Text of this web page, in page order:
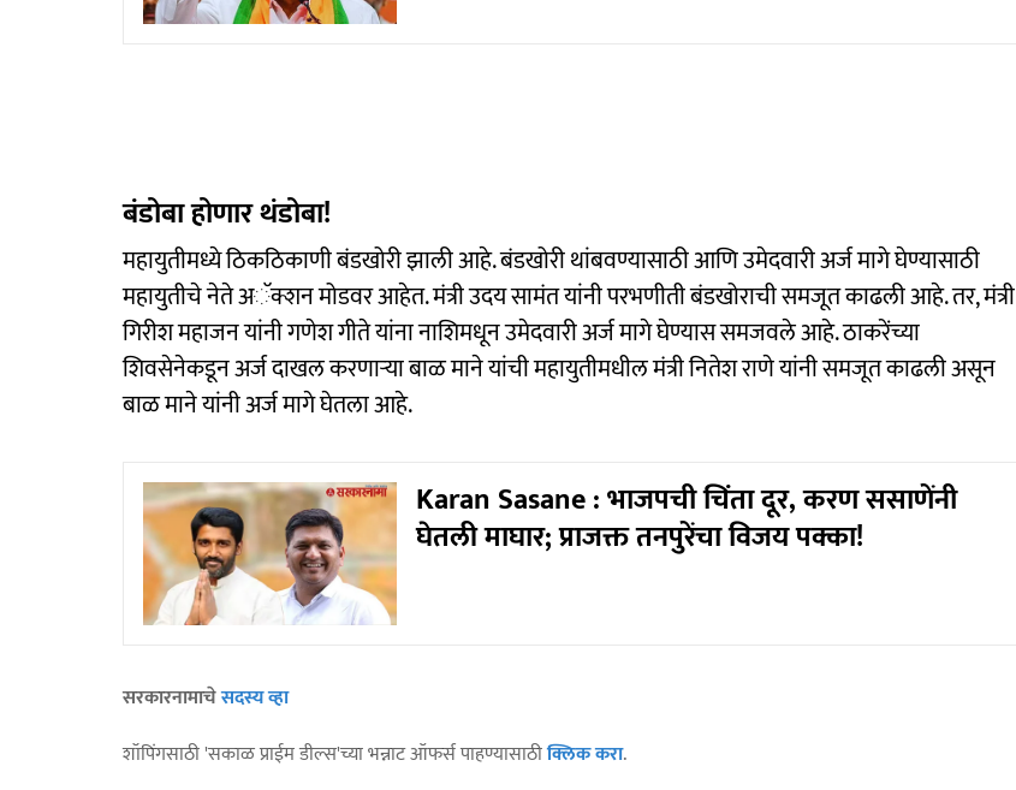
बंडोबा होणार थंडोबा!
महायुतीमध्ये ठिकठिकाणी बंडखोरी झाली आहे. बंडखोरी थांबवण्यासाठी आणि उमेदवारी अर्ज मागे घेण्यासाठी
महायुतीचे नेते अॅक्शन मोडवर आहेत. मंत्री उदय सामंत यांनी परभणीती बंडखोराची समजूत काढली आहे. तर, मंत्री
गिरीश महाजन यांनी गणेश गीते यांना नाशिमधून उमेदवारी अर्ज मागे घेण्यास समजवले आहे. ठाकरेंच्या
शिवसेनेकडून अर्ज दाखल करणाऱ्या बाळ माने यांची महायुतीमधील मंत्री नितेश राणे यांनी समजूत काढली असून
बाळ माने यांनी अर्ज मागे घेतला आहे.
Karan Sasane : भाजपची चिंता दूर, करण ससाणेंनी
घेतली माघार; प्राजक्त तनपुरेंचा विजय पक्का!
सरकारनामाचेसदस्य व्हा
शॉपिंगसाठी 'सकाळ प्राईम डील्स'च्या भन्नाट ऑफर्स पाहण्यासाठीक्लिक करा.